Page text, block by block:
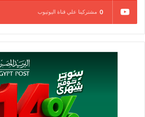
0 مشتركينا علي قناة اليوتيوب